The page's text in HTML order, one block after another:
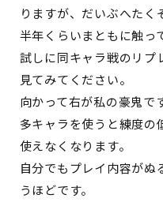
りますが、だいぶへたく
半年くらいまともに触っ
試しに同キャラ戦のリプ
見てみてください。
向かって右が私の豪鬼で
多キャラを使うと練度の
使えなくなります。
自分でもプレイ内容がぬ
うほどです。